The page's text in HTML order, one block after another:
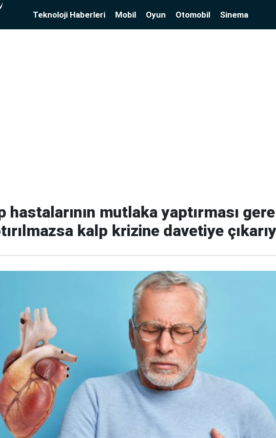
Teknoloji Haberleri Mobil Oyun Otomobil Sinema
hastalarının mutlaka yaptırması
kalp krizine davetiye